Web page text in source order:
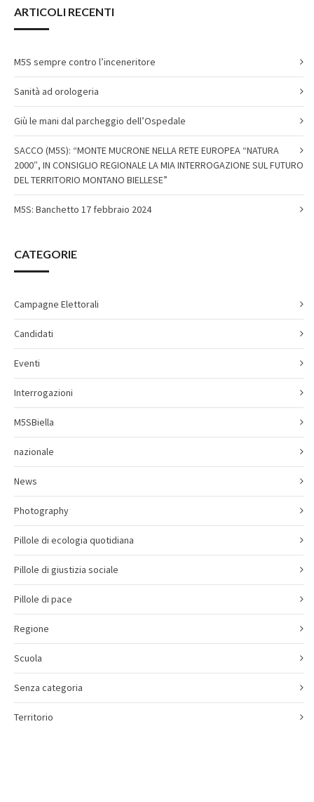
ARTICOLI RECENTI
M5S sempre contro l’inceneritore
Sanità ad orologeria
Giù le mani dal parcheggio dell’Ospedale
SACCO (M5S): “MONTE MUCRONE NELLA RETE EUROPEA “NATURA
2000″, IN CONSIGLIO REGIONALE LA MIA INTERROGAZIONE SUL FUTURO
DEL TERRITORIO MONTANO BIELLESE”
M5S: Banchetto 17 febbraio 2024
CATEGORIE
Campagne Elettorali
Candidati
Eventi
Interrogazioni
M5SBiella
nazionale
News
Photography
Pillole di ecologia quotidiana
Pillole di giustizia sociale
Pillole di pace
Regione
Scuola
Senza categoria
Territorio